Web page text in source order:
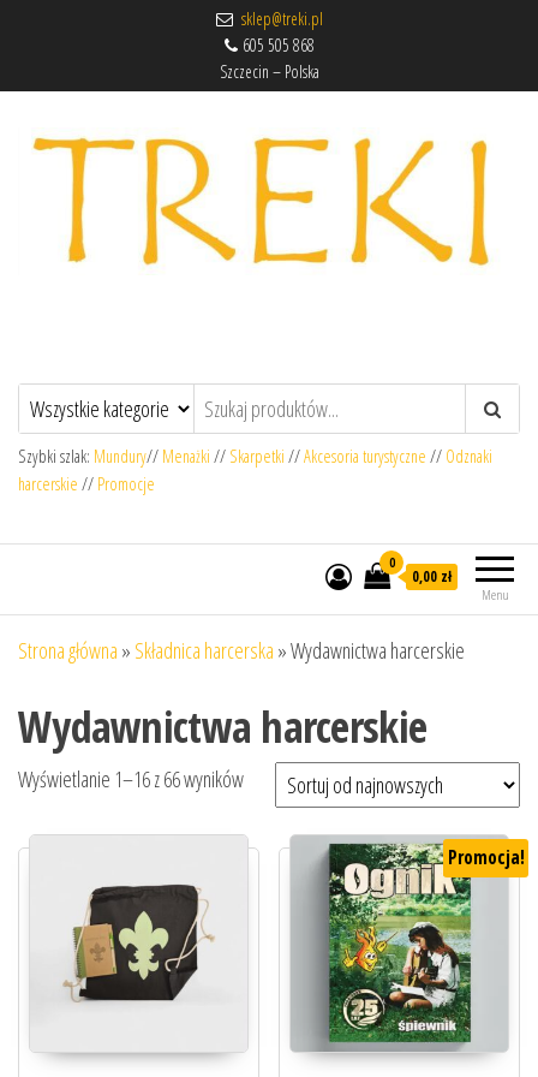
sklep@treki.pl
605 505 868
Szczecin – Polska
Szybki szlak: Mundury// Menażki // Skarpetki //Akcesoria turystyczne // Odznaki
harcerskie // Promocje
Menu
0
0,00 zł
Strona główna » Składnica harcerska »Wydawnictwa harcerskie
Wydawnictwa harcerskie
Wyświetlanie 1–16 z 66 wynikówPosortowane według najnowszych
Promocja!